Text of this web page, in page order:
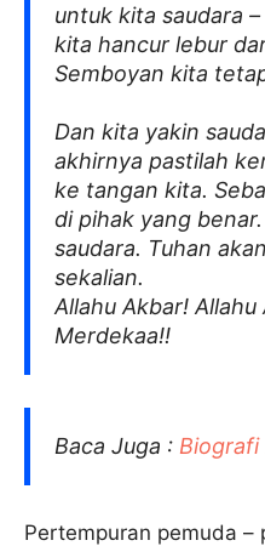
untuk kita saudara
kita hancur lebur
Semboyan kita
Dan kita yakin
akhirnya pastilah
ke tangan kita.
di pihak yang
saudara. Tuhan
sekalian.
Allahu Akbar!
Merdekaa!!
Baca Juga : Biografi
Pertempuran pemuda –